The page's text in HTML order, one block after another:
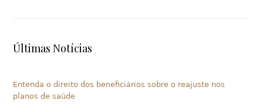
Últimas Notícias
Entenda o direito dos beneficiários sobre o reajuste nos
planos de saúde